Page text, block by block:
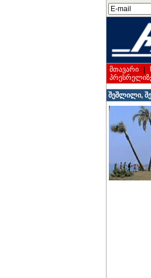
მთავარი
შეშლილი,